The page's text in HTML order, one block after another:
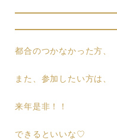
都合のつかなかった方、
また、参加したい方は、
来年是非！！
できるといいな♡